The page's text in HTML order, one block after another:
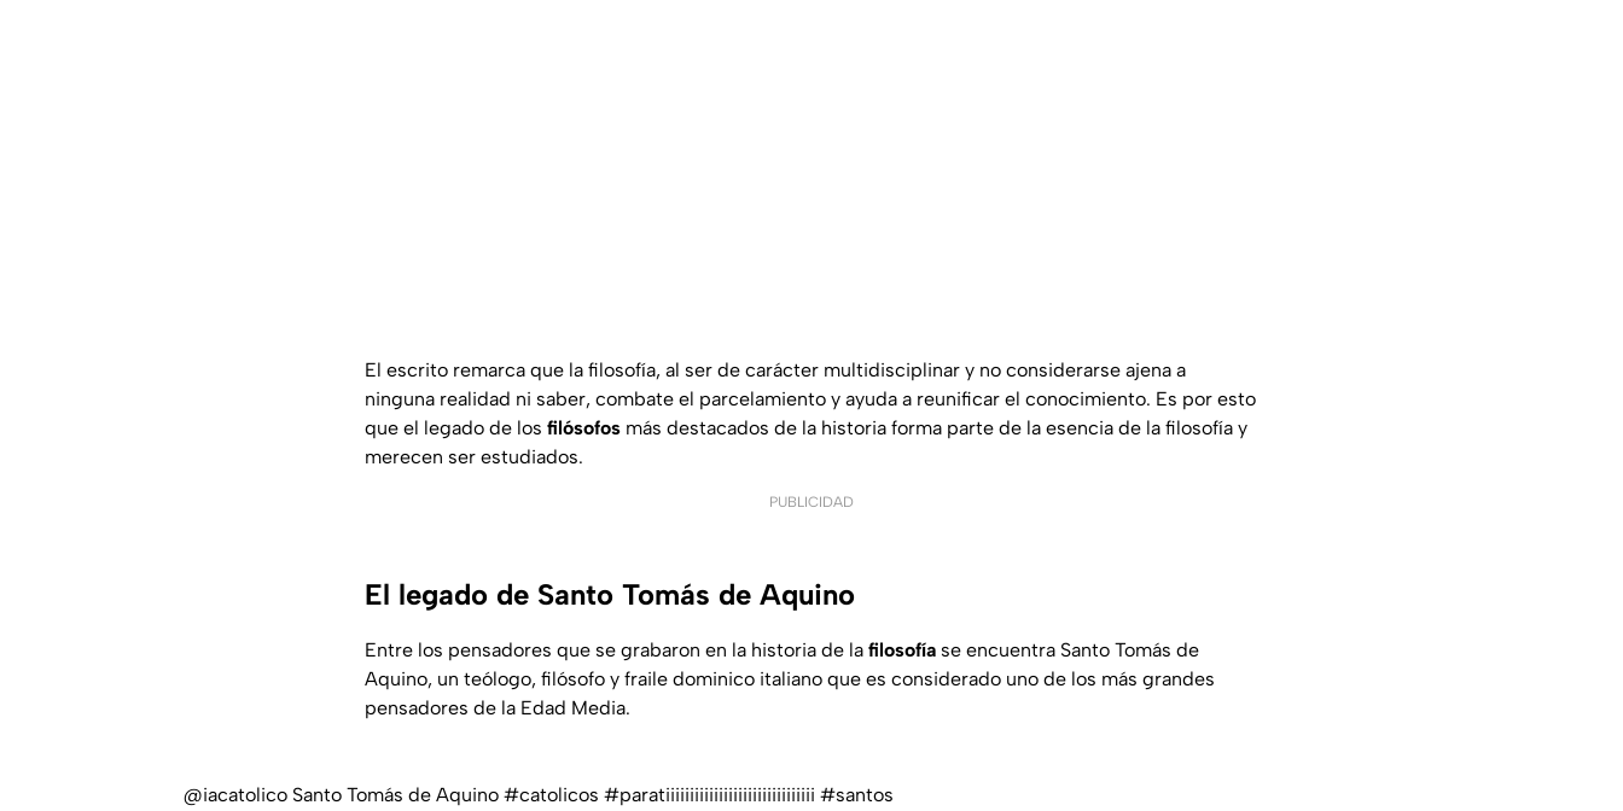
El escrito remarca que la filosofía, al ser de carácter multidisciplinar y no considerarse ajena a
ninguna realidad ni saber, combate el parcelamiento y ayuda a reunificar el conocimiento. Es por esto
que el legado de los filósofos más destacados de la historia forma parte de la esencia de la filosofía y
merecen ser estudiados.
PUBLICIDAD
El legado de Santo Tomás de Aquino
Entre los pensadores que se grabaron en la historia de la filosofía se encuentra Santo Tomás de
Aquino, un teólogo, filósofo y fraile dominico italiano que es considerado uno de los más grandes
pensadores de la Edad Media.
@iacatolico Santo Tomás de Aquino #catolicos #paratiiiiiiiiiiiiiiiiiiiiiiiiiiiiiii #santos